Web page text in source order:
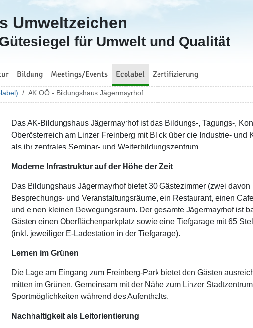
Umweltzeichen
für Umwelt und Qualität
Bildung Meetings/Events Ecolabel Zertifizierung
AK OÖ - Bildungshaus Jägermayrhof
Das AK-Bildungshaus Jägermayrhof ist das Bildungs-, Tagungs-,
Oberösterreich am Linzer Freinberg mit Blick über die Industrie- und
als ihr zentrales Seminar- und Weiterbildungszentrum.
Moderne Infrastruktur auf der Höhe der Zeit
Das Bildungshaus Jägermayrhof bietet 30 Gästezimmer (zwei
Besprechungs- und Veranstaltungsräume, ein Restaurant, einen
und einen kleinen Bewegungsraum. Der gesamte Jägermayrhof ist
Gästen einen Oberflächenparkplatz sowie eine Tiefgarage mit 65
(inkl. jeweiliger E-Ladestation in der Tiefgarage).
Lernen im Grünen
Die Lage am Eingang zum Freinberg-Park bietet den Gästen
mitten im Grünen. Gemeinsam mit der Nähe zum Linzer
Sportmöglichkeiten während des Aufenthalts.
Nachhaltigkeit als Leitorientierung